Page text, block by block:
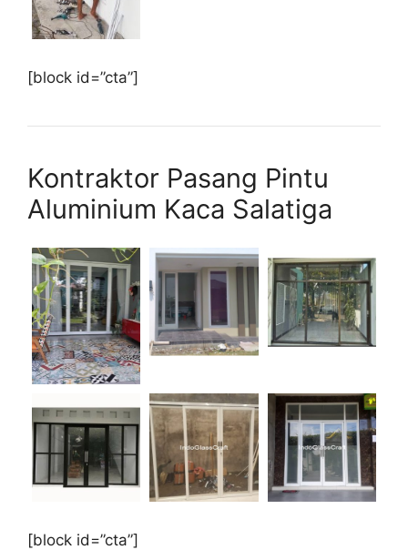
[block id=”cta”]
Kontraktor Pasang Pintu
Aluminium Kaca Salatiga
[block id=”cta”]